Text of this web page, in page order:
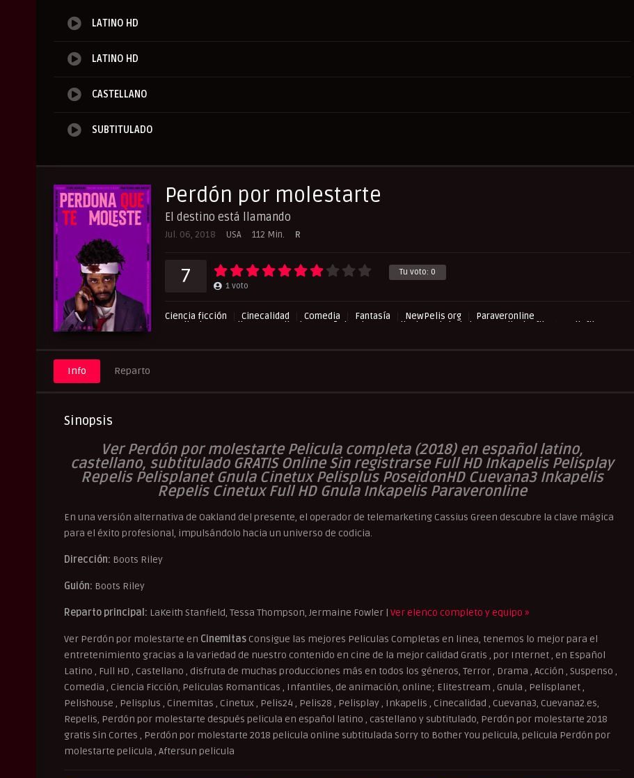
LATINO HD
LATINO HD
CASTELLANO
SUBTITULADO
Perdón por molestarte
El destino está llamando
Jul. 06, 2018 USA 112 Min. R
Tu voto: 0
7 1 voto
Ciencia ficción Cinecalidad Comedia Fantasía NewPelis org
Paraveronline
Peliculas Castellano
Peliculas Español Latino Peliculas Subtituladas Peliculasflix
Pelisflix
Info Reparto
Sinopsis
Ver Perdón por molestarte Pelicula completa (2018) en español latino,
castellano, subtitulado GRATIS Online Sin registrarse Full HD Inkapelis Pelisplay
Repelis Pelisplanet Gnula Cinetux Pelisplus PoseidonHD Cuevana3 Inkapelis
Repelis Cinetux Full HD Gnula Inkapelis Paraveronline
En una versión alternativa de Oakland del presente, el operador de telemarketing Cassius Green descubre la clave mágica
para el éxito profesional, impulsándolo hacia un universo de codicia.
Dirección: Boots Riley
Guión: Boots Riley
Reparto principal: LaKeith Stanfield, Tessa Thompson, Jermaine Fowler | Ver elenco completo y equipo »
Ver Perdón por molestarte en Cinemitas Consigue las mejores Peliculas Completas en linea, tenemos lo mejor para el
entretenimiento gracias a la variedad de nuestro contenido en cine de la mejor calidad Gratis , por Internet , en Español
Latino , Full HD , Castellano , disfruta de muchas producciones más en todos los géneros, Terror , Drama , Acción , Suspenso ,
Comedia , Ciencia Ficción, Peliculas Romanticas , Infantiles, de animación, online; Elitestream , Gnula , Pelisplanet ,
Pelishouse , Pelisplus , Cinemitas , Cinetux , Pelis24 , Pelis28 , Pelisplay , Inkapelis , Cinecalidad , Cuevana3, Cuevana2.es,
Repelis, Perdón por molestarte después pelicula en español latino , castellano y subtitulado, Perdón por molestarte 2018
gratis Sin Cortes , Perdón por molestarte 2018 pelicula online subtitulada Sorry to Bother You pelicula, pelicula Perdón por
molestarte pelicula , Aftersun pelicula